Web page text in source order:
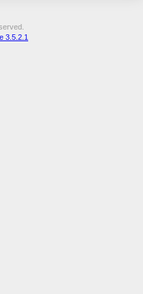
3.5.2.1